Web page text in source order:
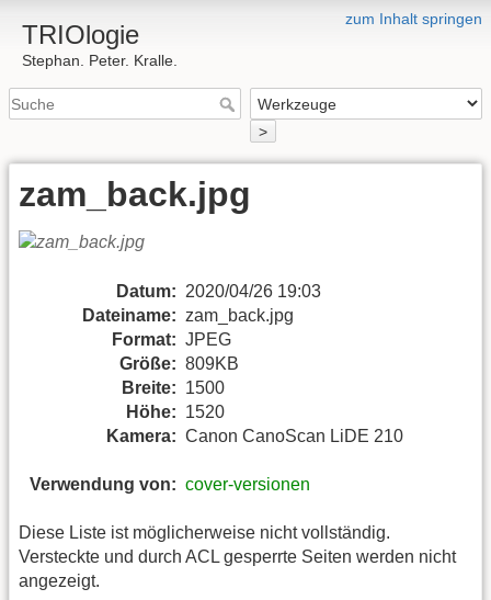
zum Inhalt springen
TRIOlogie
Stephan. Peter. Kralle.
>
zam_back.jpg
Datum: 2020/04/26 19:03
Dateiname: zam_back.jpg
Format: JPEG
Größe: 809KB
Breite: 1500
Höhe: 1520
Kamera: Canon CanoScan LiDE 210
Verwendung von: cover-versionen
Diese Liste ist möglicherweise nicht vollständig.
Versteckte und durch ACL gesperrte Seiten werden nicht
angezeigt.